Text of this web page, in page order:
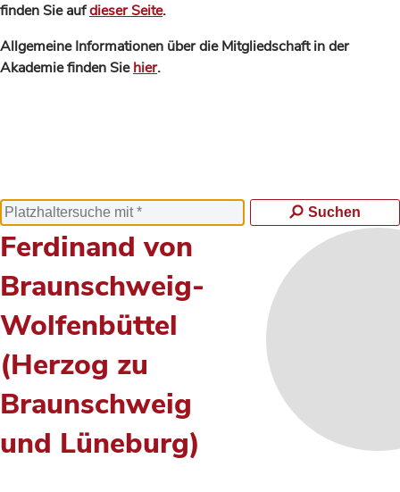
finden Sie aufdieser Seite.
Allgemeine Informationen über die Mitgliedschaft in der
Akademie finden Siehier.
Suchen
Ferdinand von
Braunschweig-
Wolfenbüttel
(Herzog zu
Braunschweig
und Lüneburg)